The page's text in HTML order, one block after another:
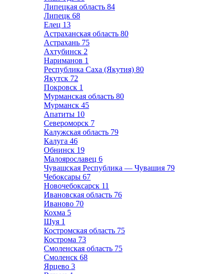
Липецкая область 84
Липецк 68
Елец 13
Астраханская область 80
Астрахань 75
Ахтубинск 2
Нариманов 1
Республика Саха (Якутия) 80
Якутск 72
Покровск 1
Мурманская область 80
Мурманск 45
Апатиты 10
Североморск 7
Калужская область 79
Калуга 46
Обнинск 19
Малоярославец 6
Чувашская Республика — Чувашия 79
Чебоксары 67
Новочебоксарск 11
Ивановская область 76
Иваново 70
Кохма 5
Шуя 1
Костромская область 75
Кострома 73
Смоленская область 75
Смоленск 68
Ярцево 3